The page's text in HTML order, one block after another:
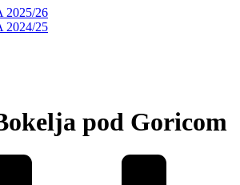
2025/26
2024/25
pod Goricom